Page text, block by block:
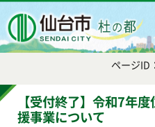
ページID
【受付終了】令和7年
援事業について